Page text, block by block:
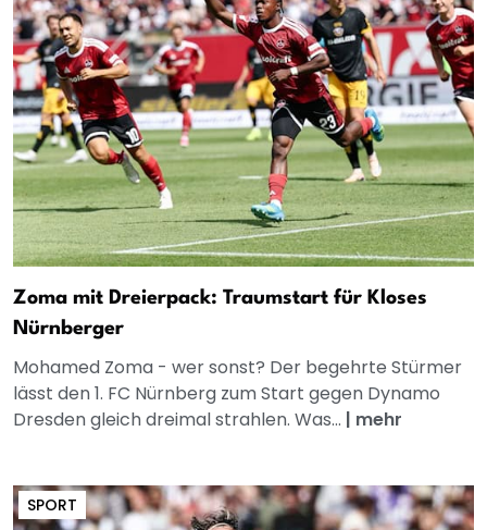
Zoma mit Dreierpack: Traumstart für Kloses
Nürnberger
Mohamed Zoma - wer sonst? Der begehrte Stürmer
lässt den 1. FC Nürnberg zum Start gegen Dynamo
Dresden gleich dreimal strahlen. Was... | mehr
SPORT